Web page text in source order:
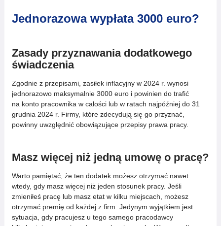
Jednorazowa wypłata 3000 euro?
Zasady przyznawania dodatkowego
świadczenia
Zgodnie z przepisami, zasiłek inflacyjny w 2024 r. wynosi
jednorazowo maksymalnie 3000 euro i powinien do trafić
na konto pracownika w całości lub w ratach najpóźniej do 31
grudnia 2024 r. Firmy, które zdecydują się go przyznać,
powinny uwzględnić obowiązujące przepisy prawa pracy.
Masz więcej niż jedną umowę o pracę?
Warto pamiętać, że ten dodatek możesz otrzymać nawet
wtedy, gdy masz więcej niż jeden stosunek pracy. Jeśli
zmieniłeś pracę lub masz etat w kilku miejscach, możesz
otrzymać premię od każdej z firm. Jedynym wyjątkiem jest
sytuacja, gdy pracujesz u tego samego pracodawcy